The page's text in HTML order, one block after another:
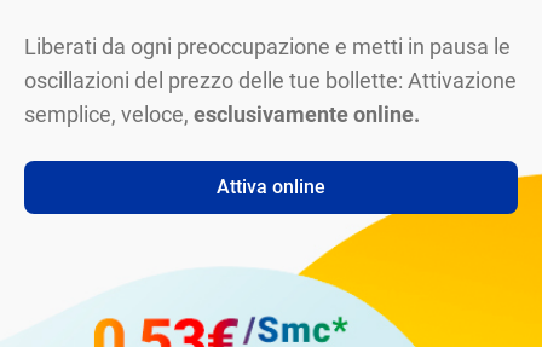
Liberati da ogni preoccupazione e metti in pausa le
oscillazioni del prezzo delle tue bollette: Attivazione
semplice, veloce,esclusivamente online.
Attiva online